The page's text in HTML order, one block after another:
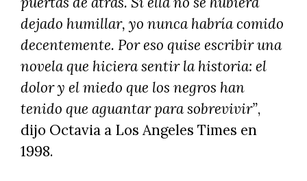
dejado humillar, yo nunca habría comido
decentemente. Por eso quise escribir una
novela que hiciera sentir la historia: el
dolor y el miedo que los negros han
tenido que aguantar para sobrevivir”,
dijo Octavia a Los Angeles Times en
1998.